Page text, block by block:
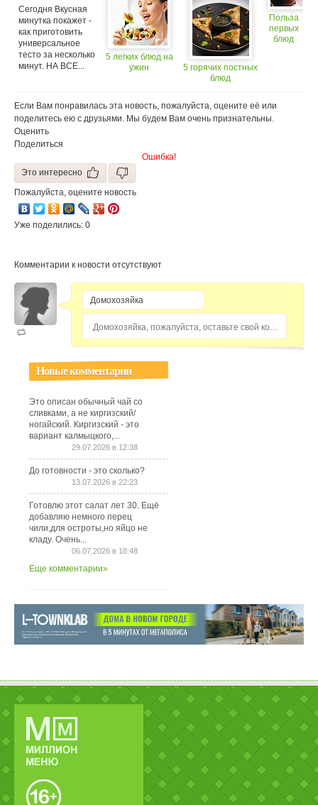
Сегодня Вкусная
минутка покажет -
как приготовить
универсальное
тесто за несколько
минут. НА ВСЕ...
5 легких блюд на
ужин
5 горячих постных
блюд
Польза
первых
блюд
Если Вам понравилась эта новость, пожалуйста, оцените её или
поделитесь ею с друзьями. Мы будем Вам очень признательны.
Оценить
Поделиться
Ошибка!
Это интересно
Пожалуйста, оцените новость
Уже поделились: 0
Комментарии к новости отсутствуют
Домохозяйка, пожалуйста, оставьте свой комментарий...
Новые комментарии
Это описан обычный чай со
сливками, а не киргизский/
ногайский. Киргизский - это
вариант калмыцкого,...
29.07.2026 в 12:38
До готовности - это сколько?
13.07.2026 в 22:23
Готовлю этот салат лет 30. Ещё
добавляю немного перец
чили,для остроты,но яйцо не
кладу. Очень...
06.07.2026 в 18:48
Еще комментарии»